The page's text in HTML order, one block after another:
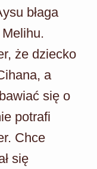
błaga
że dziecko
a
się o
potrafi
Chce
się